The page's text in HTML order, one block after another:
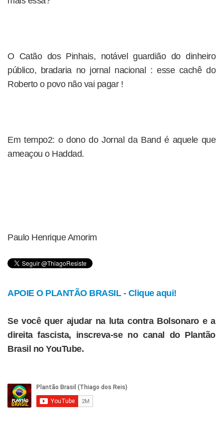
O Catão dos Pinhais, notável guardião do dinheiro
público, bradaria no jornal nacional : esse cachê do
Roberto o povo não vai pagar !
Em tempo2: o dono do Jornal da Band é aquele que
ameaçou o Haddad.
Paulo Henrique Amorim
APOIE O PLANTÃO BRASIL - Clique aqui!
Se você quer ajudar na luta contra Bolsonaro e a
direita fascista, inscreva-se no canal do Plantão
Brasil no YouTube.